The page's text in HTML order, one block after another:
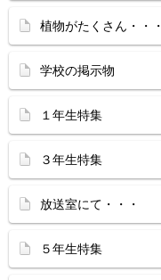
植物がたくさん・・・
学校の掲示物
１年生特集
３年生特集
放送室にて・・・
５年生特集